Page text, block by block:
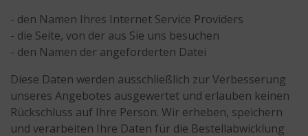
- den Namen Ihres Internet Service Providers
- die Seite, von der aus Sie uns besuchen
- den Namen der angeforderten Datei
Diese Daten werden ausschließlich zur Verbesserung
unseres Angebotes ausgewertet und erlauben keinen
Rückschluss auf Ihre Person. Wir erheben, speichern
und verarbeiten Ihre Daten für die Bestellabwicklung